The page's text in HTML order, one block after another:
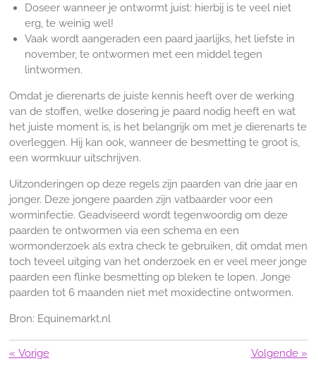
Doseer wanneer je ontwormt juist: hierbij is te veel niet
erg, te weinig wel!
Vaak wordt aangeraden een paard jaarlijks, het liefste in
november, te ontwormen met een middel tegen
lintwormen.
Omdat je dierenarts de juiste kennis heeft over de werking
van de stoffen, welke dosering je paard nodig heeft en wat
het juiste moment is, is het belangrijk om met je dierenarts te
overleggen. Hij kan ook, wanneer de besmetting te groot is,
een wormkuur uitschrijven.
Uitzonderingen op deze regels zijn paarden van drie jaar en
jonger. Deze jongere paarden zijn vatbaarder voor een
worminfectie. Geadviseerd wordt tegenwoordig om deze
paarden te ontwormen via een schema en een
wormonderzoek als extra check te gebruiken, dit omdat men
toch teveel uitging van het onderzoek en er veel meer jonge
paarden een flinke besmetting op bleken te lopen. Jonge
paarden tot 6 maanden niet met moxidectine ontwormen.
Bron: Equinemarkt.nl
« Vorige Volgende»